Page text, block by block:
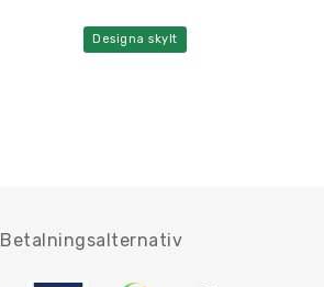
Designa skylt
Betalningsalternativ